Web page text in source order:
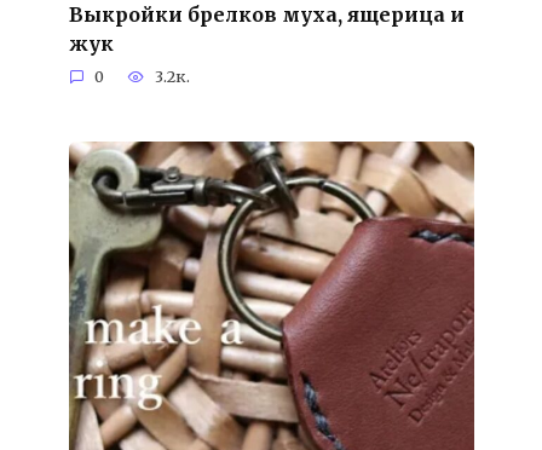
Выкройки брелков муха, ящерица и
жук
0 3.2к.